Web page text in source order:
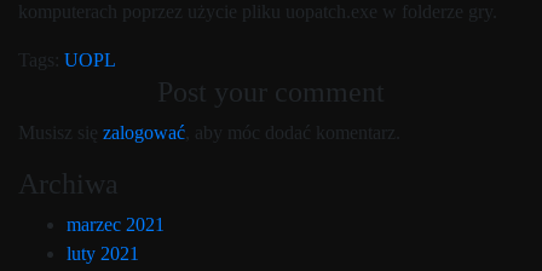
komputerach poprzez użycie pliku uopatch.exe w folderze gry.
Tags: UOPL
Post your comment
Musisz się zalogować , aby móc dodać komentarz.
Archiwa
marzec 2021
luty 2021